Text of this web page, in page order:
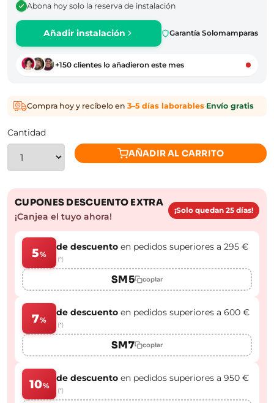
Abona hoy solo la reserva de instalación
Añadir instalación Garantía Solomamparas
+150 clientes lo añadieron este mes
Compra hoy y recíbelo en 3–5 días laborables·Envío gratis
Cantidad
AÑADIR AL CARRITO
CUPONES DESCUENTO EXTRA
¡Canjea el tuyo ahora!
¡Solo quedan 25 días!
5%
de descuento en pedidos superiores a 295 €
(*)
SM5 copiar
7%
de descuento en pedidos superiores a 600 €
(*)
SM7 copiar
10%
de descuento en pedidos superiores a 950 €
(*)